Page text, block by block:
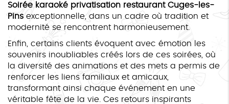
Soirée karaoké privatisation restaurant Cuges-les-
Pinsexceptionnelle, dans un cadre où tradition et
modernité se rencontrent harmonieusement.
Enfin, certains clients évoquent avec émotion les
souvenirs inoubliables créés lors de ces soirées, où
la diversité des animations et des mets a permis de
renforcer les liens familiaux et amicaux,
transformant ainsi chaque événement en une
véritable fête de la vie. Ces retours inspirants